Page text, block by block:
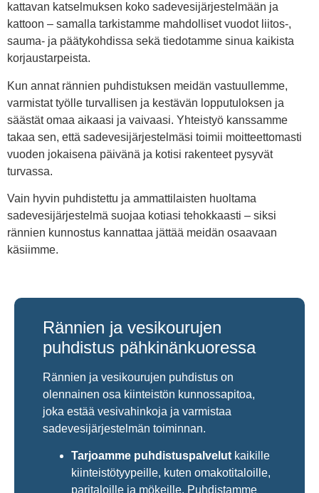
kattavan katselmuksen koko sadevesijärjestelmään ja
kattoon – samalla tarkistamme mahdolliset vuodot liitos-,
sauma- ja päätykohdissa sekä tiedotamme sinua kaikista
korjaustarpeista.
Kun annat rännien puhdistuksen meidän vastuullemme,
varmistat työlle turvallisen ja kestävän lopputuloksen ja
säästät omaa aikaasi ja vaivaasi. Yhteistyö kanssamme
takaa sen, että sadevesijärjestelmäsi toimii moitteettomasti
vuoden jokaisena päivänä ja kotisi rakenteet pysyvät
turvassa.
Vain hyvin puhdistettu ja ammattilaisten huoltama
sadevesijärjestelmä suojaa kotiasi tehokkaasti – siksi
rännien kunnostus kannattaa jättää meidän osaavaan
käsiimme.
Rännien ja vesikourujen
puhdistus pähkinänkuoressa
Rännien ja vesikourujen puhdistus on
olennainen osa kiinteistön kunnossapitoa,
joka estää vesivahinkoja ja varmistaa
sadevesijärjestelmän toiminnan.
Tarjoamme puhdistuspalvelut kaikille
kiinteistötyypeille, kuten omakotitaloille,
paritaloille ja mökeille. Puhdistamme